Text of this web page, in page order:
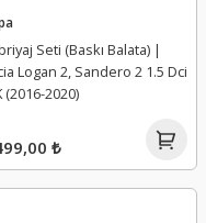
Seti (Baskı Balata) |
Logan 2, Sandero 2 1.5 Dci
(2016-2020)
₺